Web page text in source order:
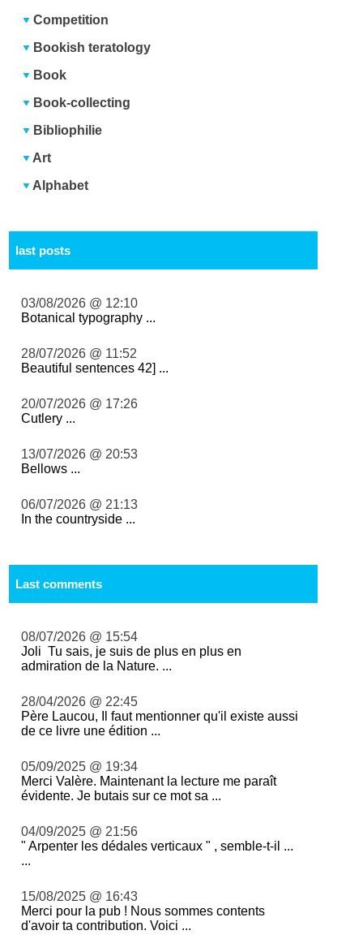
Competition
Bookish teratology
Book
Book-collecting
Bibliophilie
Art
Alphabet
last posts
03/08/2026 @ 12:10
Botanical typography ...
28/07/2026 @ 11:52
Beautiful sentences 42] ...
20/07/2026 @ 17:26
Cutlery ...
13/07/2026 @ 20:53
Bellows ...
06/07/2026 @ 21:13
In the countryside ...
Last comments
08/07/2026 @ 15:54
Joli Tu sais, je suis de plus en plus en
admiration de la Nature. ...
28/04/2026 @ 22:45
Père Laucou, Il faut mentionner qu'il existe aussi
de ce livre une édition ...
05/09/2025 @ 19:34
Merci Valère. Maintenant la lecture me paraît
évidente. Je butais sur ce mot sa ...
04/09/2025 @ 21:56
" Arpenter les dédales verticaux " , semble-t-il ...
...
15/08/2025 @ 16:43
Merci pour la pub ! Nous sommes contents
d'avoir ta contribution. Voici ...